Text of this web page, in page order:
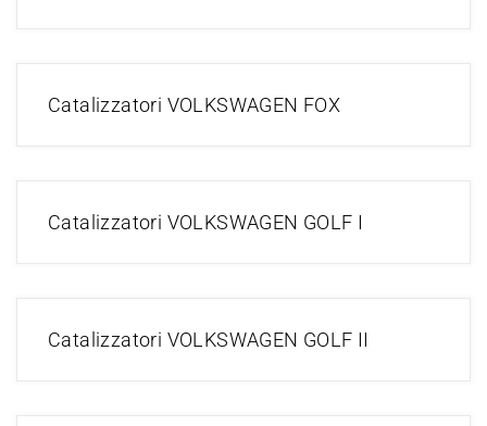
Catalizzatori VOLKSWAGEN FOX
Catalizzatori VOLKSWAGEN GOLF I
Catalizzatori VOLKSWAGEN GOLF II